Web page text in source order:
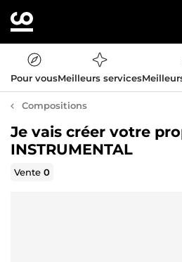
Pour vousMeilleurs services
Compositions
Je vais créer votre
INSTRUMENTAL
Vente0